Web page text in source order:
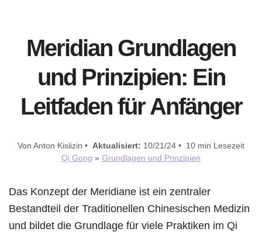
Meridian Grundlagen
und Prinzipien: Ein
Leitfaden für Anfänger
Von Anton Kislizin • Aktualisiert: 10/21/24 • 10 min Lesezeit
Qi Gong » Grundlagen und Prinzipien
Das Konzept der Meridiane ist ein zentraler
Bestandteil der Traditionellen Chinesischen Medizin
und bildet die Grundlage für viele Praktiken im Qi